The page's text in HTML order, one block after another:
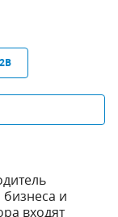
и
входят